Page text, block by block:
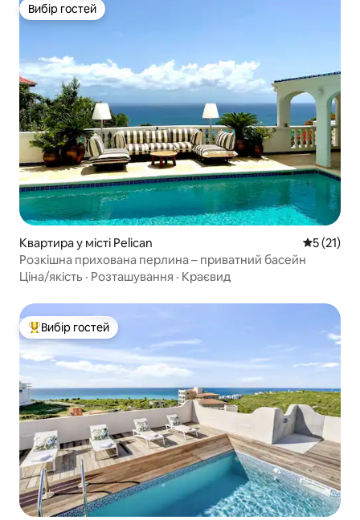
Вибір гостей
Вибір гостей
Квартира у місті Pelican Середня
5 (21)
Розкішна прихована перлина – приватний басейн
Ціна/якість · Розташування · Краєвид
Топ вибір гостей
Вибір гостей